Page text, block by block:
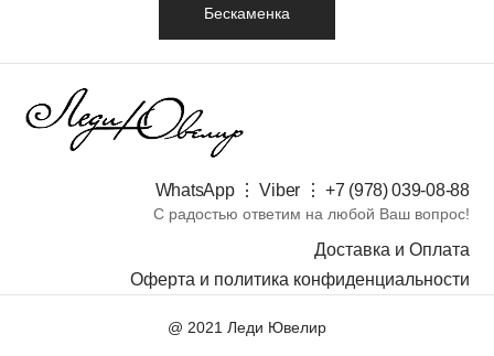
Бескаменка
WhatsApp ⋮ Viber ⋮ +7 (978) 039-08-88​
С радостью ответим на любой Ваш вопрос!
Доставка и Оплата
Оферта и политика конфиденциальности
@ 2021 Леди Ювелир